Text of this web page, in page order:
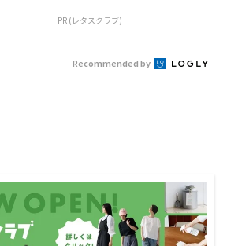
PR (レタスクラブ)
Recommended by